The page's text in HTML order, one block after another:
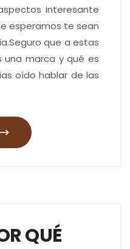
interesante
esperamos te sean
que a estas
una marca y qué es
oído hablar de las
QUÉ